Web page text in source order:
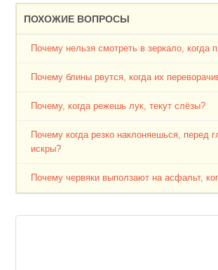
ПОХОЖИЕ ВОПРОСЫ
Почему нельзя смотреть в зеркало, когда
Почему блины рвутся, когда их
Почему, когда режешь лук, текут слёзы?
Почему когда резко наклоняешься, перед
искры?
Почему червяки выползают на асфальт,